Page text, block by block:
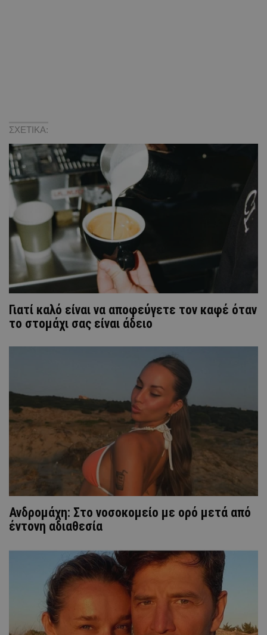
ΣΧΕΤΙΚΑ:
Γιατί καλό είναι να αποφεύγετε τον καφέ όταν
το στομάχι σας είναι άδειο
Ανδρομάχη: Στο νοσοκομείο με ορό μετά από
έντονη αδιαθεσία